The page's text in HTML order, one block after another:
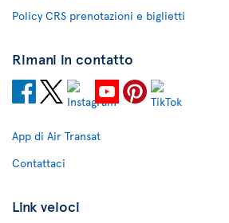
Policy CRS prenotazioni e biglietti
Rimani in contatto
App di Air Transat
Contattaci
Link veloci